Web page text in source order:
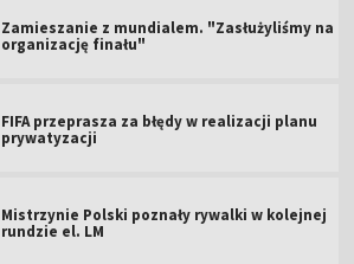
Zamieszanie z mundialem. "Zasłużyliśmy na
organizację finału"
FIFA przeprasza za błędy w realizacji planu
prywatyzacji
Mistrzynie Polski poznały rywalki w kolejnej
rundzie el. LM